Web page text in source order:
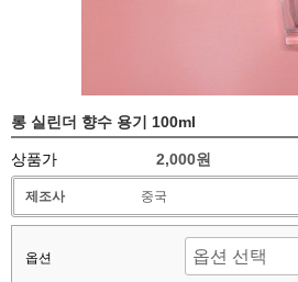
롱 실린더 향수 용기 100ml
상품가 2,000원
제조사 중국
옵션